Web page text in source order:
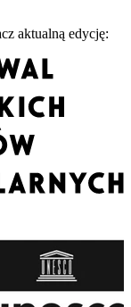
aktualną edycję: